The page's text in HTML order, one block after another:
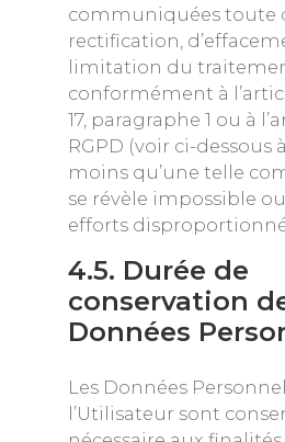
communiquées toute
rectification,
limitation du
conformément à
17, paragraphe 1 ou à
RGPD (voir ci-dessous
moins qu’une telle
se révèle impossible
efforts
4.5. Durée de
conservation
Données
Les Données
l’Utilisateur sont